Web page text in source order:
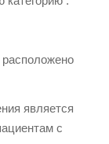
расположено
является
с